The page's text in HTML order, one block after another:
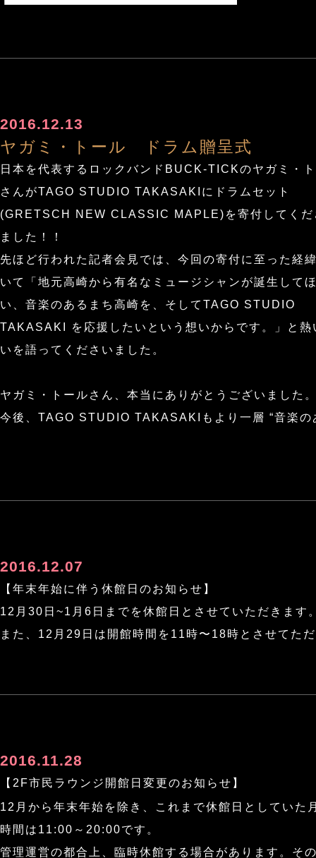
2016.12.13
ヤガミ・トール ドラム贈呈式
日本を代表するロックバンドBUCK-TICKのヤガミ・
さんがTAGO STUDIO TAKASAKIにドラムセット
(GRETSCH NEW CLASSIC MAPLE)を寄付してくだ
ました！！
先ほど行われた記者会見では、今回の寄付に至った経
いて「地元高崎から有名なミュージシャンが誕生して
い、音楽のあるまち高崎を、そしてTAGO STUDIO
TAKASAKI を応援したいという想いからです。」と熱
いを語ってくださいました。
ヤガミ・トールさん、本当にありがとうございました
今後、TAGO STUDIO TAKASAKIもより一層 “音楽
2016.12.07
【年末年始に伴う休館日のお知らせ】
12月30日~1月6日までを休館日とさせていただきます
また、12月29日は開館時間を11時〜18時とさせてた
2016.11.28
【2F市民ラウンジ開館日変更のお知らせ】
12月から年末年始を除き、これまで休館日としていた
時間は11:00～20:00です。
管理運営の都合上、臨時休館する場合があります。そ